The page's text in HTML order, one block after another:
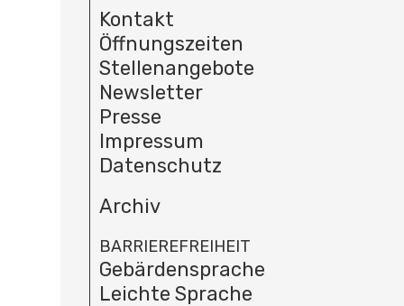
Kontakt
Öffnungszeiten
Stellenangebote
Newsletter
Presse
Impressum
Datenschutz
Archiv
BARRIEREFREIHEIT
Gebärdensprache
Leichte Sprache